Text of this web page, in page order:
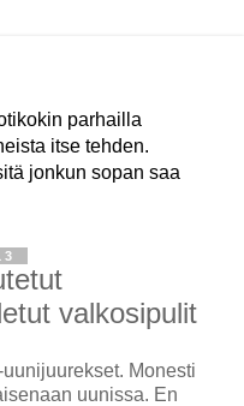
parhailla
itse tehden.
jonkun sopan saa
valkosipulit
Monesti
uunissa. En